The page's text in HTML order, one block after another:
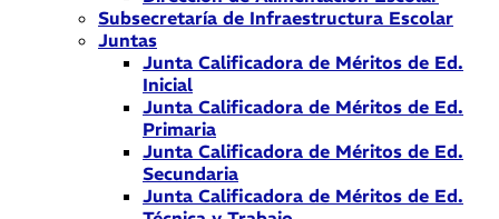
Subsecretaría de Infraestructura Escolar
Juntas
Junta Calificadora de Méritos de Ed.
Inicial
Junta Calificadora de Méritos de Ed.
Primaria
Junta Calificadora de Méritos de Ed.
Secundaria
Junta Calificadora de Méritos de Ed.